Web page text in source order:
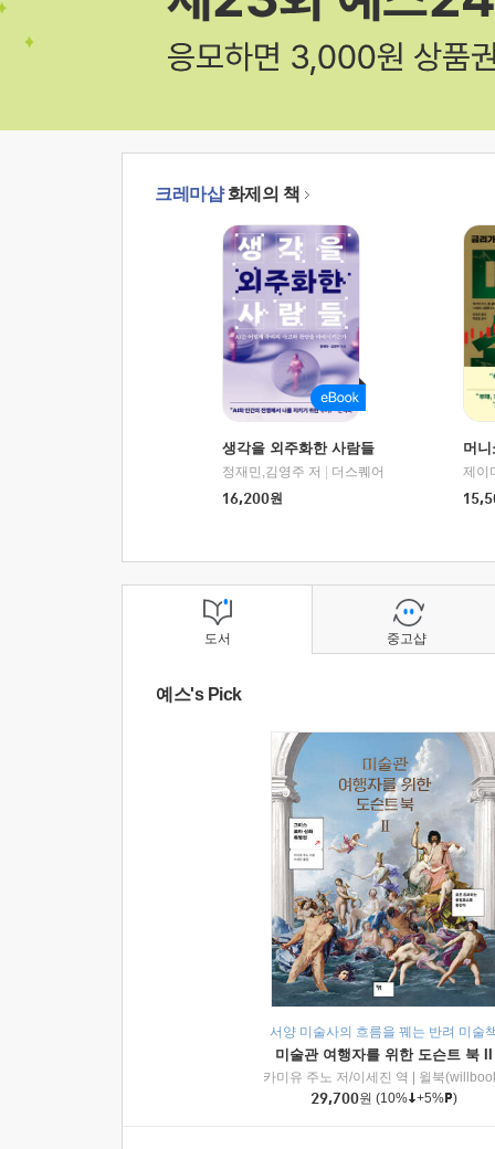
크레마샵화제의 책
생각을 외주화한 사람들
정재민,김영주 저
더스퀘어
16,200원
머
도서
예스's Pick
서양 미술사의 흐름을 꿰는 반려 미술
미술관 여행자를 위한 도슨트 북 II
카미유 주노 저/이세진 역
윌북
29,700원 (10% +5% )
중고샵